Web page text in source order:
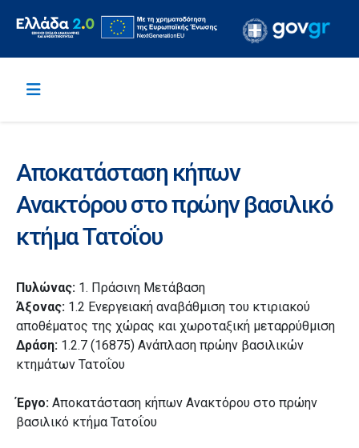
Αποκατάσταση κήπων
Ανακτόρου στο πρώην βασιλικό
κτήμα Τατοΐου
Πυλώνας: 1. Πράσινη Μετάβαση
Άξονας: 1.2 Ενεργειακή αναβάθμιση του κτιριακού
αποθέματος της χώρας και χωροταξική μεταρρύθμιση
Δράση: 1.2.7 (16875) Ανάπλαση πρώην βασιλικών
κτημάτων Τατοΐου
Έργο: Αποκατάσταση κήπων Ανακτόρου στο πρώην
βασιλικό κτήμα Τατοΐου